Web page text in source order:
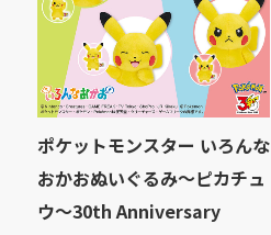
ポケットモンスター いろんな
おかおぬいぐるみ～ピカチュ
ウ～30th Anniversary